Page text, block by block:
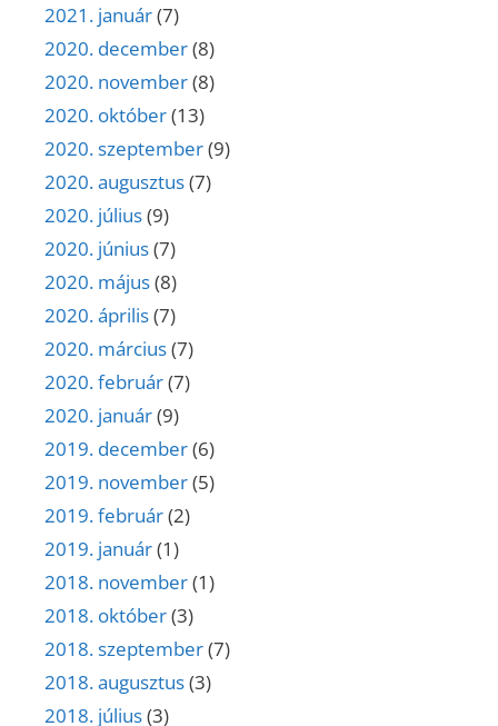
2021. január(7)
2020. december(8)
2020. november(8)
2020. október(13)
2020. szeptember(9)
2020. augusztus(7)
2020. július(9)
2020. június(7)
2020. május(8)
2020. április(7)
2020. március(7)
2020. február(7)
2020. január(9)
2019. december(6)
2019. november(5)
2019. február(2)
2019. január(1)
2018. november(1)
2018. október(3)
2018. szeptember(7)
2018. augusztus(3)
2018. július(3)